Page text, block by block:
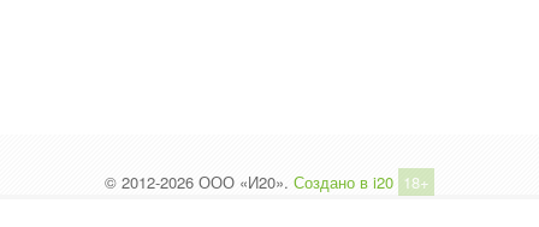
© 2012-2026 ООО «И20». Создано в i20 18+